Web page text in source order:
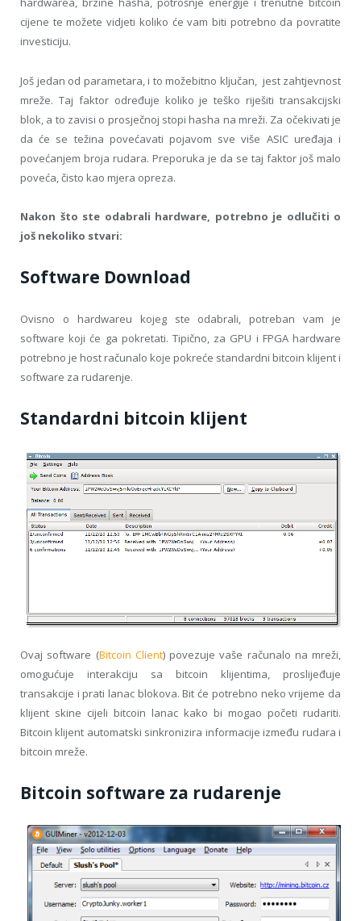
cijene te možete vidjeti koliko će vam biti potrebno da povratite
investiciju.
Još jedan od parametara, i to možebitno ključan, jest zahtjevnost
mreže. Taj faktor određuje koliko je teško riješiti transakcijski
blok, a to zavisi o prosječnoj stopi hasha na mreži. Za očekivati je
da će se težina povećavati pojavom sve više ASIC uređaja i
povećanjem broja rudara. Preporuka je da se taj faktor još malo
poveća, čisto kao mjera opreza.
Nakon što ste odabrali hardware, potrebno je odlučiti o
još nekoliko stvari:
Software Download
Ovisno o hardwareu kojeg ste odabrali, potreban vam je
software koji će ga pokretati. Tipično, za GPU i FPGA hardware
potrebno je host računalo koje pokreće standardni bitcoin klijent i
software za rudarenje.
Standardni bitcoin klijent
Ovaj software (Bitcoin Client) povezuje vaše računalo na mreži,
omogućuje interakciju sa bitcoin klijentima, proslijeđuje
transakcije i prati lanac blokova. Bit će potrebno neko vrijeme da
klijent skine cijeli bitcoin lanac kako bi mogao početi rudariti.
Bitcoin klijent automatski sinkronizira informacije između rudara i
bitcoin mreže.
Bitcoin software za rudarenje